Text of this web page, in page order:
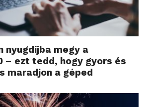
nyugdíjba megy a
– ezt tedd, hogy gyors és
maradjon a géped